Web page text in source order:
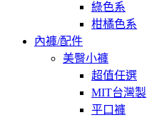
綠色系
柑橘色系
內褲/配件
美臀小褲
超值任選
MIT台灣製
平口褲